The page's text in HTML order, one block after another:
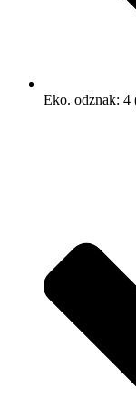
Eko. odznak: 4